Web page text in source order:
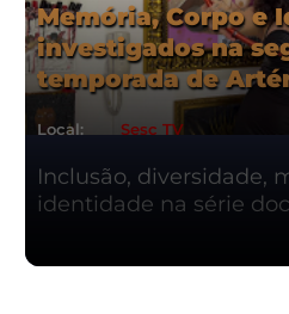
Memória, Corpo e
investigados na
temporada de
Local: Sesc TV
Inclusão, diversidade,
identidade na série